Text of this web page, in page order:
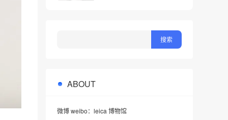
ABOUT
微博 weibo：leica 博物馆